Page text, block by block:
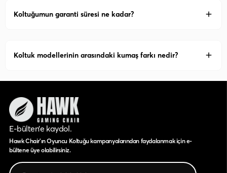
Koltuğumun garanti süresi ne kadar?
Koltuk modellerinin arasındaki kumaş farkı nedir?
E-bülten’e kaydol.
Hawk Chair'ın Oyuncu Koltuğu kampanyalarından faydalanmak için e-
bültene üye olabilirsiniz.